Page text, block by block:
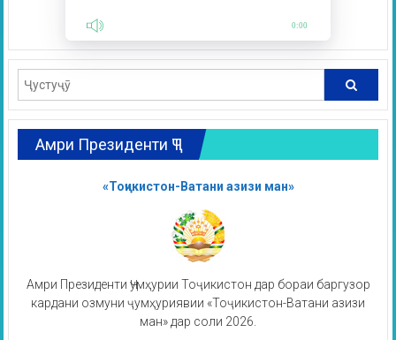
0:00
Амри Президенти ҶТ
«Тоҷикистон-Ватани азизи ман»
Амри Президенти Ҷумҳурии Тоҷикистон дар бораи баргузор
кардани озмуни ҷумҳуриявии «Тоҷикистон-Ватани азизи
ман» дар соли 2026.